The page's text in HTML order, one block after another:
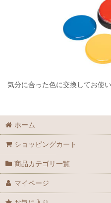
気分に合った色に交換してお使い
ホーム
ショッピングカート
商品カテゴリ一覧
マイページ